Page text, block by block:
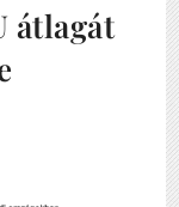
átlagát